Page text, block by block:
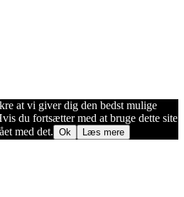
at vi giver dig den bedst mulige
du fortsætter med at bruge dette site
med det. Ok Læs mere